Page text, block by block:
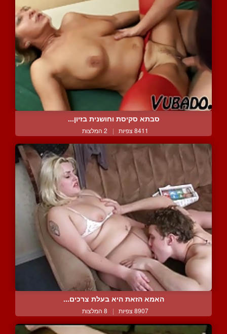
סבתא סקיסת וחושנית בזיון...
8411 צפיות | 2 המלצות
האמא הזאת היא בעלת צרכים...
8907 צפיות | 8 המלצות